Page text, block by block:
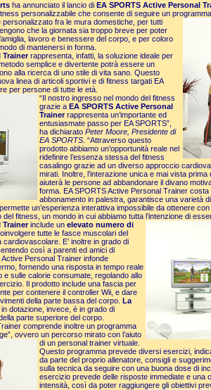
ha annunciato il lancio di EA SPORTS Active Personal
personalizzabile che consente di seguire un
personalizzato fra le mura domestiche, per tutti
che la giornata sia troppo breve per poter
lavoro e benessere del corpo, e per coloro
di mantenersi in forma.
Trainerrappresenta, infatti, la soluzione ideale per
semplice e divertente potrà essere un
alla ricerca di uno stile di vita sano. Questo
linea di articoli sportivi e di fitness targati EA
per persone di tutte le età.
“Il nostro ingresso nel mondo del fitness
grazie a EA SPORTS Active Personal
Trainerrappresenta un’importante ed
entusiasmate passo per EA SPORTS”,
ha dichiarato Peter Moore, Presidente di
EA SPORTS . “Attraverso questo
prodotto abbiamo un’opportunità reale nel
ridefinire l’essenza stessa del fitness
casalingo grazie ad un diverso approccio
mirati. Inoltre, l’interazione unica e mai vista prima
aiuterà le persone ad abbandonare il divano
forma. EA SPORTS Active Personal Trainer costa
abbonamento in palestra, garantisce una varietà
un’esperienza interattiva impossibile da ottenere con
fitness, un mondo in cui abbiamo tutta l’intenzione di
Trainerinclude un elevato numero di
tutte le fasce muscolari del
cardiovascolare. E’ inoltre in grado di
così a parenti ed amici di
Personal Trainer infonde
fornendo una risposta in tempo reale
sulle calorie consumate, regolando allo
Il prodotto include una fascia per
per contenere il controller Wii, e dare
della parte bassa del corpo. La
in dotazione, invece, è in grado di
parte superiore del corpo.
comprende inoltre un programma
ovvero un percorso mirato con l’aiuto
di un personal trainer virtuale.
Questo programma prevede diversi esercizi,
da parte del proprio allenatore, consigli e
sulla tecnica da seguire con una buona dose di
esercizio prevede delle risposte immediate e una
intensità, così da poter raggiungere gli obiettivi